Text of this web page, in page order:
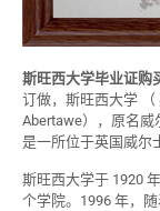
斯旺西大学毕业证购
订做，斯旺西大学 （
Abertawe），原名威
是一所位于英国威尔
斯旺西大学于 1920
个学院。1996 年，